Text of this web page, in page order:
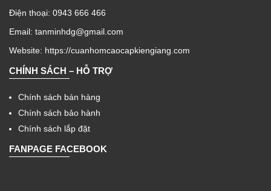
Điện thoại: 0943 666 466
Email: tanminhdg@gmail.com
Website: https://cuanhomcaocapkiengiang.com
CHÍNH SÁCH – HỖ TRỢ
Chính sách bán hàng
Chính sách bảo hành
Chính sách lắp đặt
FANPAGE FACEBOOK